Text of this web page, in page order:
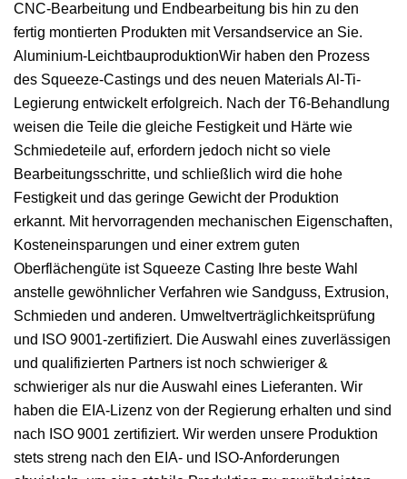
CNC-Bearbeitung und Endbearbeitung bis hin zu den
fertig montierten Produkten mit Versandservice an Sie.
Aluminium-LeichtbauproduktionWir haben den Prozess
des Squeeze-Castings und des neuen Materials Al-Ti-
Legierung entwickelt erfolgreich. Nach der T6-Behandlung
weisen die Teile die gleiche Festigkeit und Härte wie
Schmiedeteile auf, erfordern jedoch nicht so viele
Bearbeitungsschritte, und schließlich wird die hohe
Festigkeit und das geringe Gewicht der Produktion
erkannt. Mit hervorragenden mechanischen Eigenschaften,
Kosteneinsparungen und einer extrem guten
Oberflächengüte ist Squeeze Casting Ihre beste Wahl
anstelle gewöhnlicher Verfahren wie Sandguss, Extrusion,
Schmieden und anderen. Umweltverträglichkeitsprüfung
und ISO 9001-zertifiziert. Die Auswahl eines zuverlässigen
und qualifizierten Partners ist noch schwieriger &
schwieriger als nur die Auswahl eines Lieferanten. Wir
haben die EIA-Lizenz von der Regierung erhalten und sind
nach ISO 9001 zertifiziert. Wir werden unsere Produktion
stets streng nach den EIA- und ISO-Anforderungen